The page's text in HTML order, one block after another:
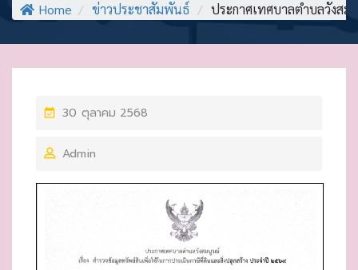
Home / ข่าวประชาสัมพันธ์ / ประกาศเทศบาลตำบลวังส
P
S
30 ตุลาคม 2568
Admin